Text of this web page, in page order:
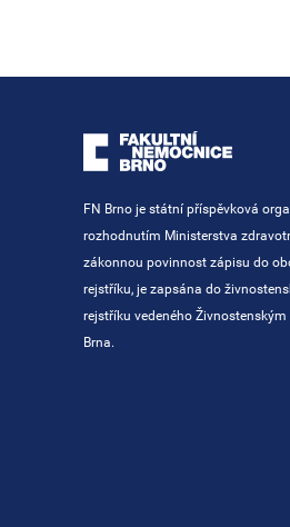
FN Brno je státní příspěvková
rozhodnutím Ministerstva
zákonnou povinnost zápisu do
rejstříku, je zapsána do
rejstříku vedeného
Brna.